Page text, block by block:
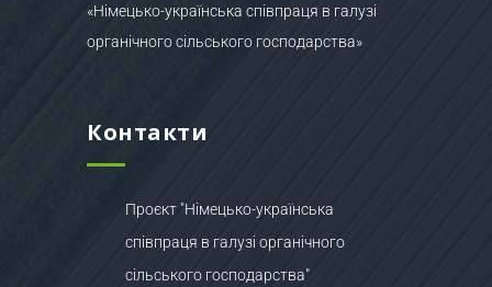
«Німецько-українська співпраця в галузі
органічного сільського господарства»
Контакти
Проєкт "Німецько-українська
співпраця в галузі органічного
сільського господарства"